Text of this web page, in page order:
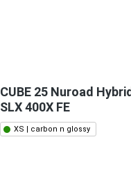
CUBE 25 Nuroad
SLX 400X FE
XS | carbon n glossy